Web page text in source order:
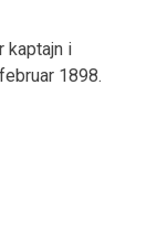
kaptajn i
1898.